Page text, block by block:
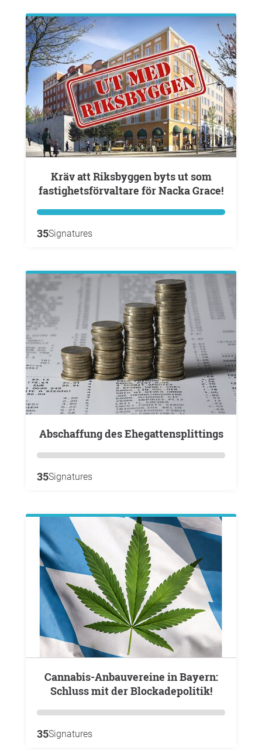
Kräv att Riksbyggen byts ut som
fastighetsförvaltare för Nacka Grace!
35Signatures
Abschaffung des Ehegattensplittings
35Signatures
Cannabis-Anbauvereine in Bayern:
Schluss mit der Blockadepolitik!
35Signatures